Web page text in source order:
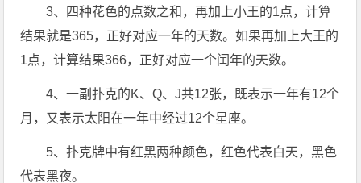
3、四种花色的点数之和，再加上小王的1点，计算
结果就是365，正好对应一年的天数。如果再加上大王的
1点，计算结果366，正好对应一个闰年的天数。
4、一副扑克的K、Q、J共12张，既表示一年有12个
月，又表示太阳在一年中经过12个星座。
5、扑克牌中有红黑两种颜色，红色代表白天，黑色
代表黑夜。